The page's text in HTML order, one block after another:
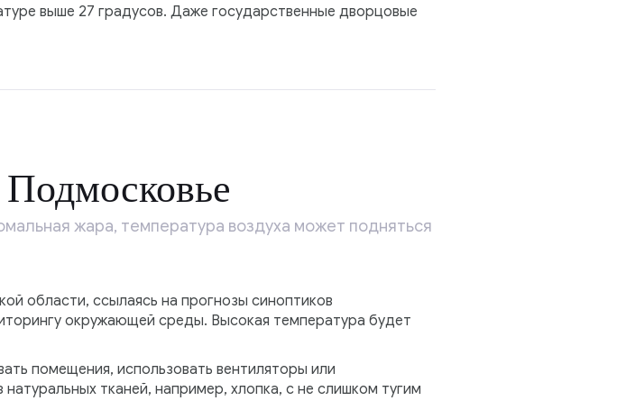
выше 27 градусов. Даже государственные дворцовые
жара, температура воздуха может подняться
области, ссылаясь на прогнозы синоптиков
окружающей среды. Высокая температура будет
помещения, использовать вентиляторы или
тканей, например, хлопка, с не слишком тугим